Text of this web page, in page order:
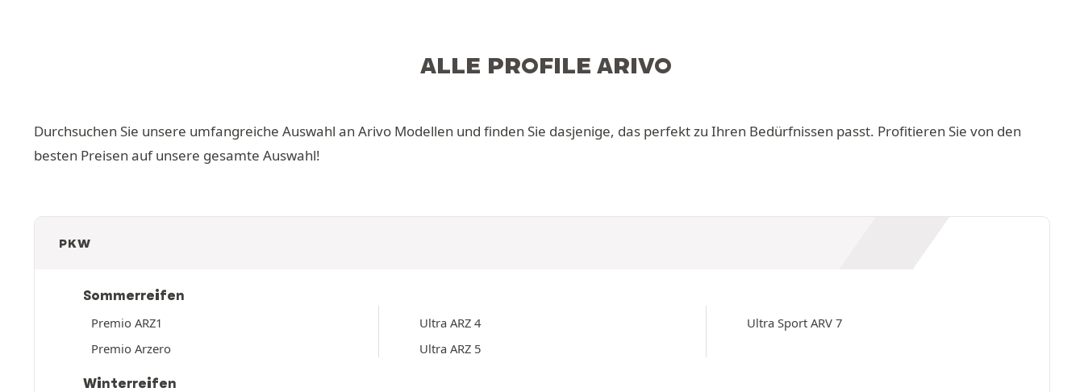
ALLE PROFILE ARIVO
Durchsuchen Sie unsere umfangreiche Auswahl an Arivo Modellen und finden Sie dasjenige, das perfekt zu Ihren Bedürfnissen passt. Profitieren Sie von den
besten Preisen auf unsere gesamte Auswahl!
PKW
Sommerreifen
Premio ARZ1
Premio Arzero
Ultra ARZ 4
Ultra ARZ 5
Ultra Sport ARV 7
Winterreifen